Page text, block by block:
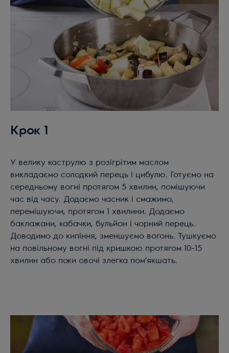
Крок 1
У велику каструлю з розігрітим маслом
викладаємо солодкий перець і цибулю. Готуємо на
середньому вогні протягом 5 хвилин, помішуючи
час від часу. Додаємо часник і смажимо,
перемішуючи, протягом 1 хвилини. Додаємо
баклажани, кабачки, бульйон і чорний перець.
Доводимо до кипіння, зменшуємо вогонь. Тушкуємо
на повільному вогні під кришкою протягом 10-15
хвилин або поки овочі злегка пом'якшать.